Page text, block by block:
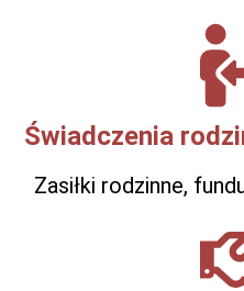
Świadczenia
Zasiłki rodzinne,